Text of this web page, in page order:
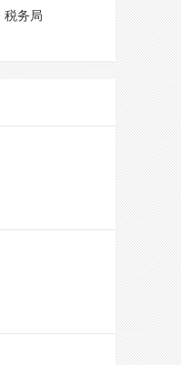
税务局